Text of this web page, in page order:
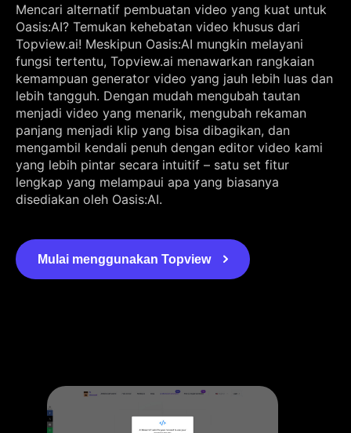
Mencari alternatif pembuatan video yang kuat untuk
Oasis:AI? Temukan kehebatan video khusus dari
Topview.ai! Meskipun Oasis:AI mungkin melayani
fungsi tertentu, Topview.ai menawarkan rangkaian
kemampuan generator video yang jauh lebih luas dan
lebih tangguh. Dengan mudah mengubah tautan
menjadi video yang menarik, mengubah rekaman
panjang menjadi klip yang bisa dibagikan, dan
mengambil kendali penuh dengan editor video kami
yang lebih pintar secara intuitif – satu set fitur
lengkap yang melampaui apa yang biasanya
disediakan oleh Oasis:AI.
Mulai menggunakan Topview